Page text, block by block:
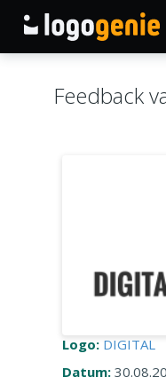
Feedback
Logo: DIGITAL
Datum: